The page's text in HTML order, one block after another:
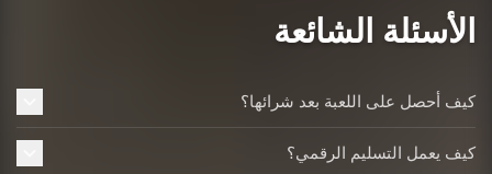
الأسئلة الشائعة
كيف أحصل على اللعبة بعد شرائها؟
كيف يعمل التسليم الرقمي؟